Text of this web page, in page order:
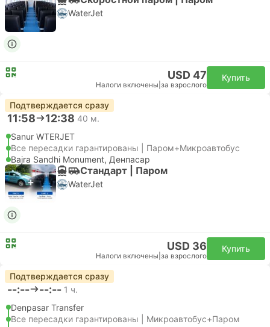
WaterJet
USD 47
Налоги включены за взрослого
Купить
Подтверждается сразу
11:58 12:38 40 м.
Sanur WTERJET
Все пересадки гарантированы | Паром+Микроавтобус
Bajra Sandhi Monument, Денпасар
Стандарт | Паром
WaterJet
USD 36
Налоги включены за взрослого
Купить
Подтверждается сразу
--:-- --:-- 1 ч.
Denpasar Transfer
Все пересадки гарантированы | Микроавтобус+Паром